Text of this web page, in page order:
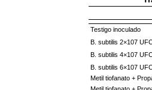
Testigo inoculado
B. subtilis 2×107
B. subtilis 4×107
B. subtilis 6×107
Metil tiofanato +